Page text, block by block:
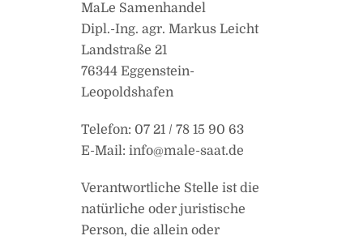
MaLe Samenhandel
Dipl.-Ing. agr. Markus Leicht
Landstraße 21
76344 Eggenstein-
Leopoldshafen
Telefon: 07 21 / 78 15 90 63
E-Mail: info@male-saat.de
Verantwortliche Stelle ist die
natürliche oder juristische
Person, die allein oder